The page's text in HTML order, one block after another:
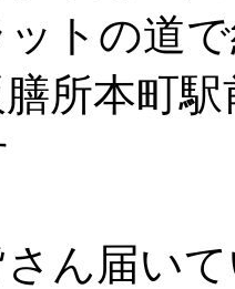
トの道
所本町
さん届い